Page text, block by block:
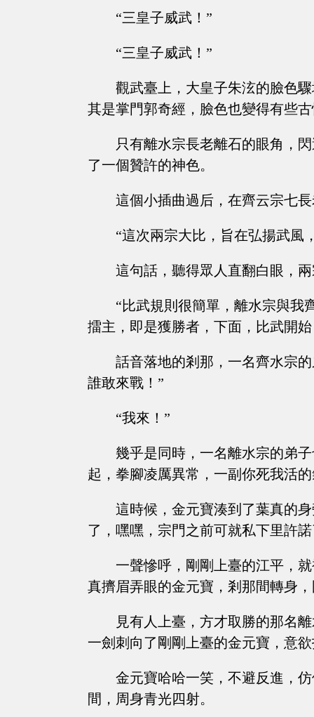
“三皇子威武！”
“三皇子威武！”
觀武臺上，大皇子朱泫的臉色
其是掌門郭奇經，臉色也變得有些
只有離水宗長老離石的眼角，
了一個贊許的神色。
這個小插曲過后，在齊云宗七
“這次兩宗大比，旨在弘揚武風
這句話，聽得眾人直翻白眼，
“比武規則很簡單，離水宗與我
擂主，即是獲勝者，下面，比武開始
話音落地的剎那，一名齊水宗
誰敢來戰！”
“我來！”
幾乎是同時，一名離水宗的弟
起，拳腳凌厲異常，一副你死我活
這時候，金元寶湊到了葉真的
了，嘿嘿，宗門之前可就私下里許
一聲慘呼，剛剛上臺的江平，
真擠眉弄眼的金元寶，剎那間轉身
見有人上臺，方才取勝的那名
一劍刺向了剛剛上臺的金元寶，意
金元寶哈哈一笑，不避反進，
間，周身青光四射。